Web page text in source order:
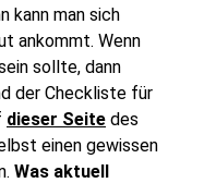
kann man sich
ankommt. Wenn
sollte, dann
der Checkliste für
dieser Seite des
einen gewissen
Was aktuell